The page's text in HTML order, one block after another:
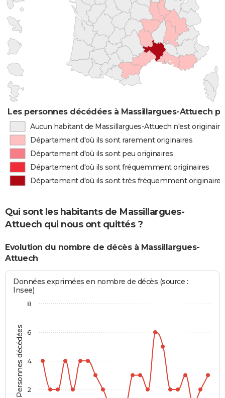
Les personnes décédées à Massillargues-Attuech
Aucun habitant de Massillargues-Attuech n'est
Département d'où ils sont rarement originaires
Département d'où ils sont peu originaires
Département d'où ils sont fréquemment originaires
Département d'où ils sont très fréquemment originaires
Qui sont les habitants de Massillargues-
Attuech qui nous ont quittés ?
Evolution du nombre de décès à Massillargues-
Attuech
Personnes décédées
Données exprimées en nombre de décès (source :
Insee)
2
4
6
8